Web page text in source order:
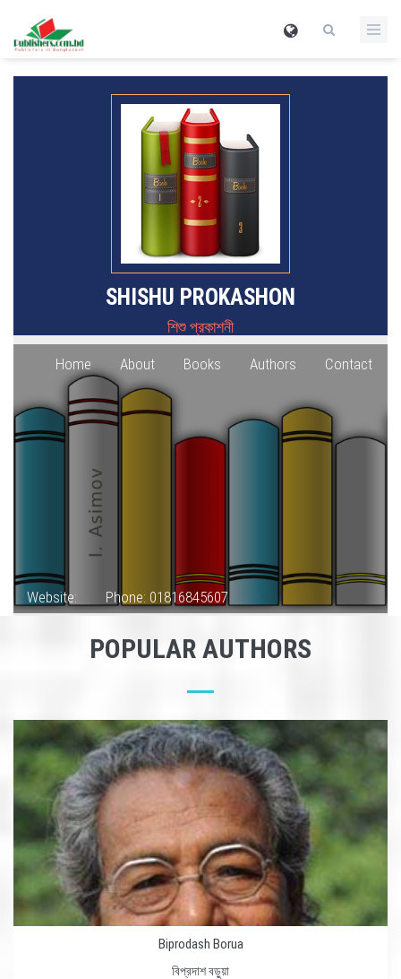
SHISHU PROKASHON
শিশু প্রকাশনী
Home About Books Authors Contact
Website: Phone: 01816845607
POPULAR AUTHORS
Biprodash Borua
বিপ্রদাশ বড়ুয়া